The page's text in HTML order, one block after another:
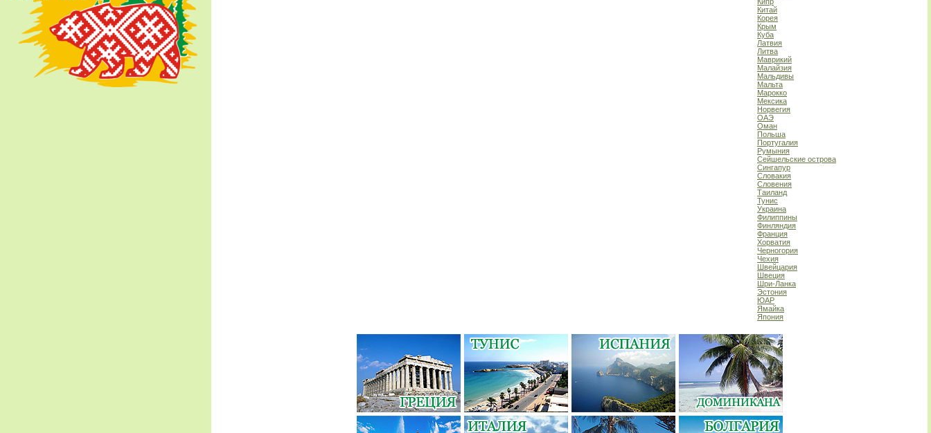
Китай
Корея
Крым
Куба
Латвия
Литва
Маврикий
Малайзия
Мальдивы
Мальта
Марокко
Мексика
Норвегия
ОАЭ
Оман
Польша
Португалия
Румыния
Сейшельские острова
Сингапур
Словакия
Словения
Таиланд
Тунис
Украина
Филиппины
Финляндия
Франция
Хорватия
Черногория
Чехия
Швейцария
Швеция
Шри-Ланка
Эстония
ЮАР
Ямайка
Япония